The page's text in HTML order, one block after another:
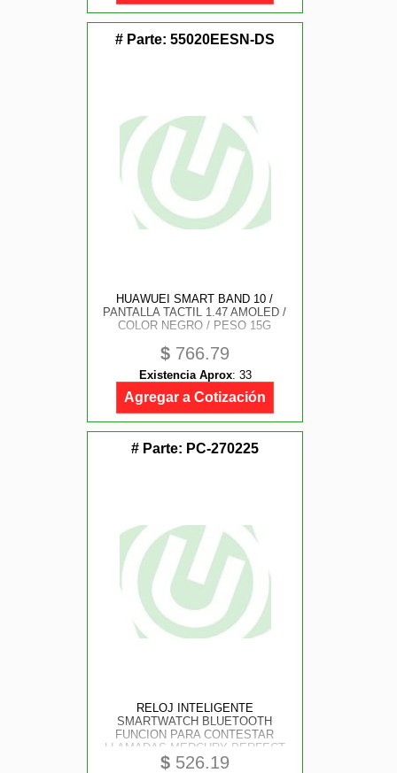
# Parte: 55020EESN-DS
HUAWUEI SMART BAND 10 /
PANTALLA TACTIL 1.47 AMOLED /
COLOR NEGRO / PESO 15G
$ 766.79
Existencia Aprox: 33
Agregar a Cotización
# Parte: PC-270225
RELOJ INTELIGENTE
SMARTWATCH BLUETOOTH
FUNCION PARA CONTESTAR
LLAMADAS MERCURY PERFECT
CHOICE
$ 526.19